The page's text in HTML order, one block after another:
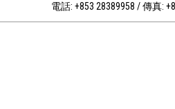
電話: +853 28389958 / 傳真: